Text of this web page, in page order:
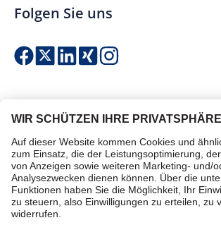
Folgen Sie uns
Einfach & sicher bezahlen